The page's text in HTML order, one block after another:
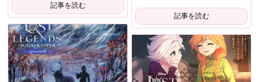
記事を読む
記事を読む